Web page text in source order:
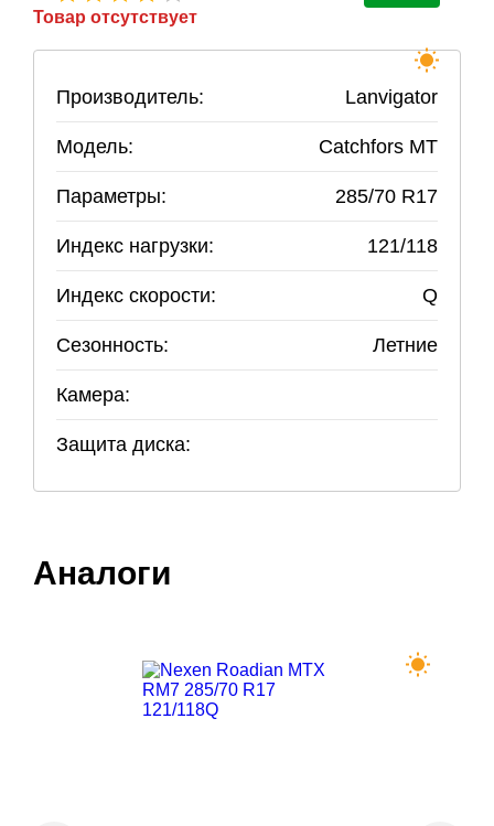
Товар отсутствует
Производитель: Lanvigator
Модель: Catchfors MT
Параметры: 285/70 R17
Индекс нагрузки: 121/118
Индекс скорости: Q
Сезонность: Летние
Камера:
Защита диска:
Аналоги